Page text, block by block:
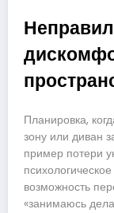
Планировка,
зону или диван
пример потери
возможность
«занимаюсь